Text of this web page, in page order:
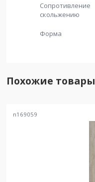
Сопротивление
скольжению
Форма
Похожие товары
n169059